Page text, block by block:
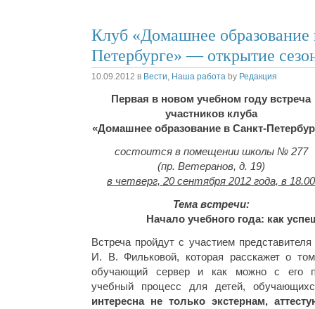
Клуб «Домашнее образование
Петербурге» — открытие
10.09.2012 в Вести Наша работа by Редакция
Первая в новом учебном году встреча
участников клуба
«Домашнее образование в Санкт-
состоится в помещении школы № 277
(пр. Ветеранов, д. 19)
в четверг, 20 сентября 2012 года, в 18.00
Тема встречи:
Начало учебного года: как
Встреча пройдут с участием
И. В. Фильковой, которая расскажет о
обучающий сервер и как можно с его
учебный процесс для детей,
интересна не только экстернам,